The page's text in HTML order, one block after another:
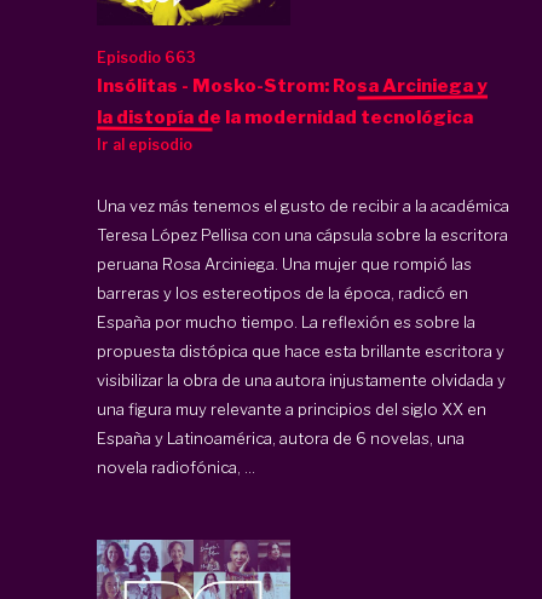
Episodio 663
Insólitas - Mosko-Strom: Rosa Arciniega y
la distopía de la modernidad tecnológica
Ir al episodio
Una vez más tenemos el gusto de recibir a la académica
Teresa López Pellisa con una cápsula sobre la escritora
peruana Rosa Arciniega. Una mujer que rompió las
barreras y los estereotipos de la época, radicó en
España por mucho tiempo. La reflexión es sobre la
propuesta distópica que hace esta brillante escritora y
visibilizar la obra de una autora injustamente olvidada y
una figura muy relevante a principios del siglo XX en
España y Latinoamérica, autora de 6 novelas, una
novela radiofónica, ...